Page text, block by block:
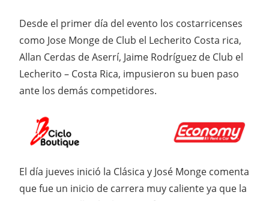
Desde el primer día del evento los costarricenses
como Jose Monge de Club el Lecherito Costa rica,
Allan Cerdas de Aserrí, Jaime Rodríguez de Club el
Lecherito – Costa Rica, impusieron su buen paso
ante los demás competidores.
El día jueves inició la Clásica y José Monge comenta
que fue un inicio de carrera muy caliente ya que la